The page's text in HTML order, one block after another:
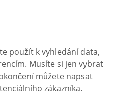
použít k vyhledání data,
Musíte si jen vybrat
můžete napsat
zákazníka.